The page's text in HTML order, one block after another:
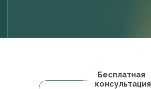
Бесплатная
консультация